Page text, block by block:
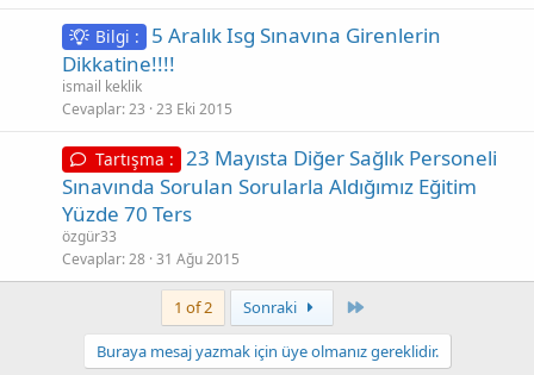
Bilgi :
5 Aralık Isg Sınavına Girenlerin
Dikkatine!!!!
ismail keklik
Cevaplar 23 23 Eki 2015
Tartışma : 23 Mayısta Diğer Sağlık Personeli
Sınavında Sorulan Sorularla Aldığımız Eğitim
Yüzde 70 Ters
özgür33
Cevaplar 28 31 Ağu 2015
1 of 2 Sonraki
Buraya mesaj yazmak için üye olmanız gereklidir.